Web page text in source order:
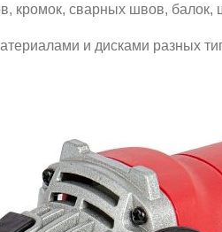
кромок, сварных швов,
и дисками разных